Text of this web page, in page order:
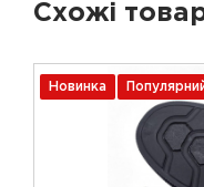
Схожі
Новинка